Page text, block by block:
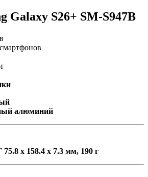
Galaxy S26+ SM-S947B
алюминий
75.8 x 158.4 x 7.3 мм, 190 г